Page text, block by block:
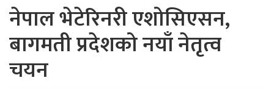
नेपाल भेटेरिनरी एशोसिएसन,
बागमती प्रदेशको नयाँ नेतृत्व
चयन